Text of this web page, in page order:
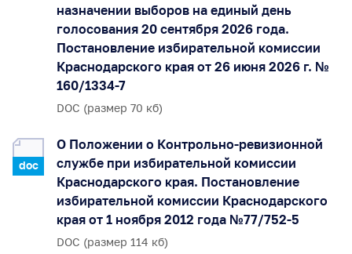
Муниципальные выборы на территории
Краснодарского края
Правовые акты по выборам депутатов
Государственной Думы Федерального
назначении выборов на единый день
голосования 20 сентября 2026 года.
Постановление избирательной комиссии
Краснодарского края от 26 июня 2026 г. №
160/1334-7
DOC (размер 70 кб)
doc
О Положении о Контрольно-ревизионной
службе при избирательной комиссии
Краснодарского края. Постановление
избирательной комиссии Краснодарского
края от 1 ноября 2012 года №77/752-5
DOC (размер 114 кб)